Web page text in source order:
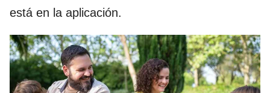
está en la aplicación.